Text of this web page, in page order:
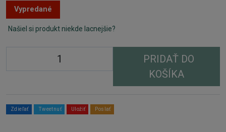
Vypredané
Našiel si produkt niekde lacnejšie?
PRIDAŤ DO
KOŠÍKA
Zdieľať Tweetnuť Uložiť Poslať